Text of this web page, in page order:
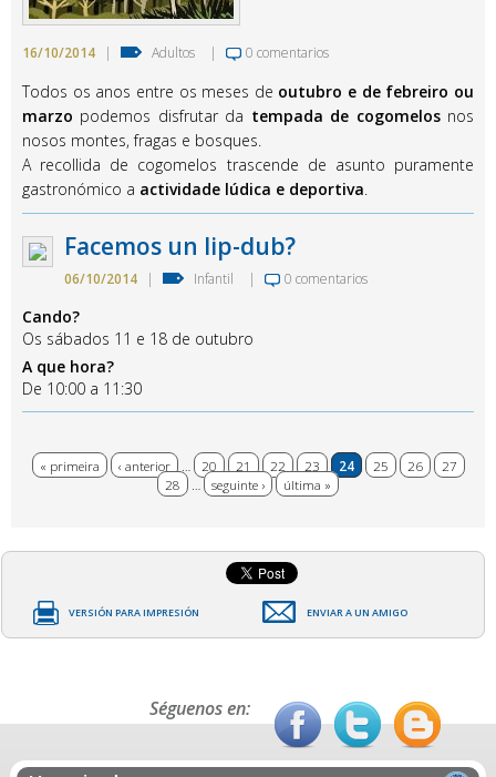
16/10/2014 | Adultos | 0 comentarios
Todos os anos entre os meses de outubro e de febreiro ou
marzo podemos disfrutar da tempada de cogomelosnos
nosos montes, fragas e bosques.
A recollida de cogomelos trascende de asunto puramente
gastronómico a actividade lúdica e deportiva.
Facemos un lip-dub?
06/10/2014 | Infantil | 0 comentarios
Cando?
Os sábados 11 e 18 de outubro
A que hora?
De 10:00 a 11:30
Páxinas
« primeira ‹ anterior 20 21 22 23 24 25 26
27
28
seguinte › última »
VERSIÓN PARA IMPRESIÓN ENVIAR A UN AMIGO
Séguenos en: